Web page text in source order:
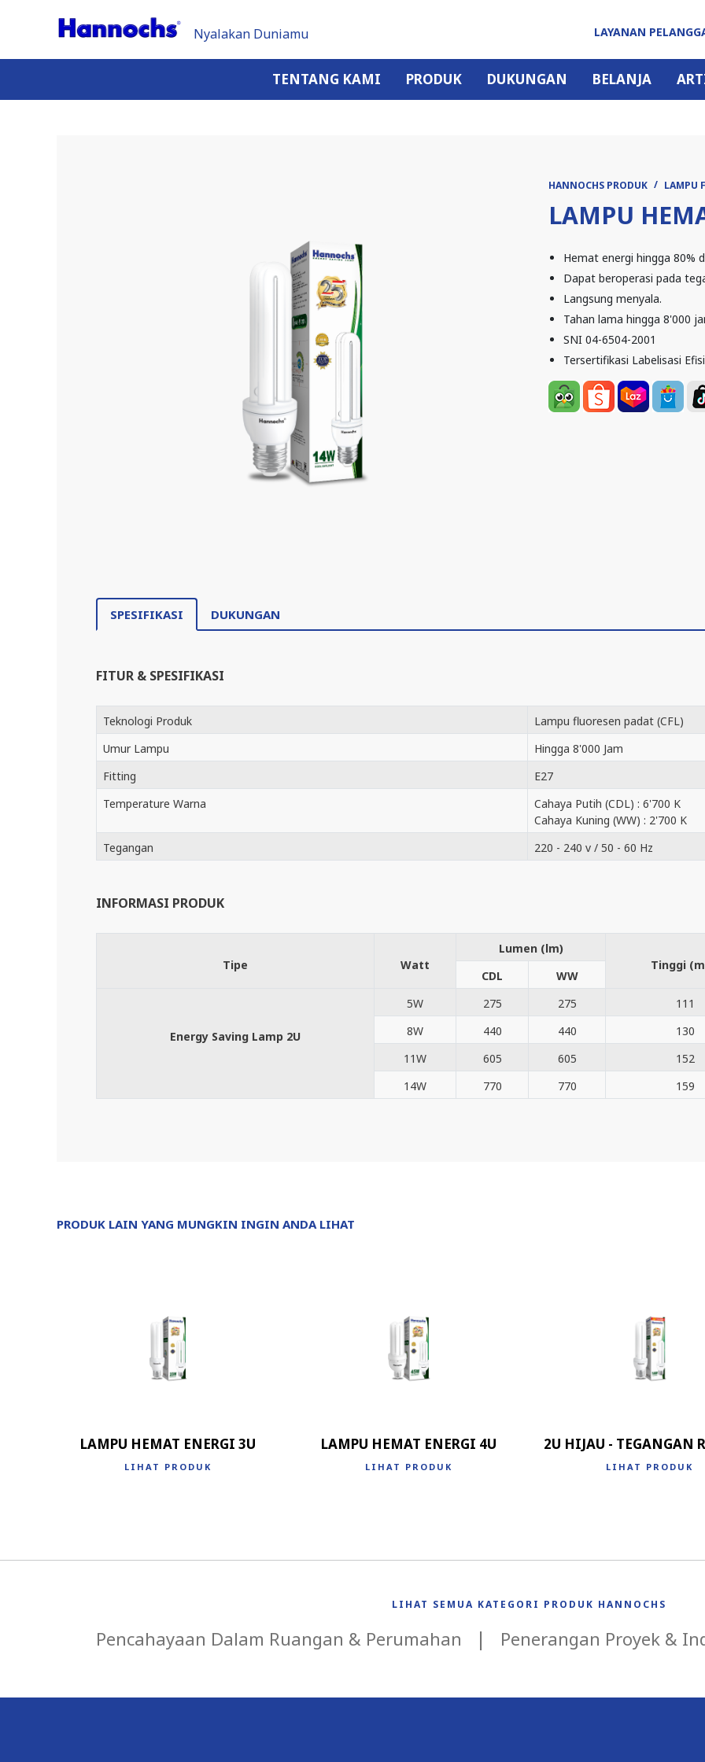
Nyalakan Duniamu LAYANAN
TENTANG KAMI PRODUK DUKUNGAN BELANJA
HANNOCHS PRODUK LAMPU
LAMPU
Hemat energi hingga 80%
Dapat beroperasi pada
Langsung menyala.
Tahan lama hingga 8'000
SNI 04-6504-2001
Tersertifikasi Labelisasi
SPESIFIKASI DUKUNGAN
FITUR & SPESIFIKASI
Teknologi Produk
Lampu fluoresen padat (CFL)
Umur Lampu
Hingga 8'000 Jam
Fitting
E27
Temperature Warna
Cahaya Putih (CDL) : 6'700 K
Cahaya Kuning (WW) : 2'700 K
Tegangan
220 - 240 v / 50 - 60 Hz
INFORMASI PRODUK
Tipe Watt
Lumen (lm)
Tinggi
CDL WW
Energy Saving Lamp 2U
5W 275 275 111
8W
440 440 130
11W
605 605 152
14W
770 770 159
PRODUK LAIN YANG MUNGKIN INGIN ANDA LIHAT
LAMPU HEMAT ENERGI 3U
LIHAT PRODUK
LAMPU HEMAT ENERGI 4U
LIHAT PRODUK
2U HIJAU - TEGANGAN
LIHAT PRODUK
LIHAT SEMUA KATEGORI PRODUK HANNOCHS
Pencahayaan Dalam Ruangan & Perumahan Penerangan Proyek &